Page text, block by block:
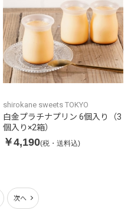
shirokane sweets TOKYO
白金プラチナプリン 6個入り（3
個入り×2箱）
￥4,190(税・送料込)
次へ